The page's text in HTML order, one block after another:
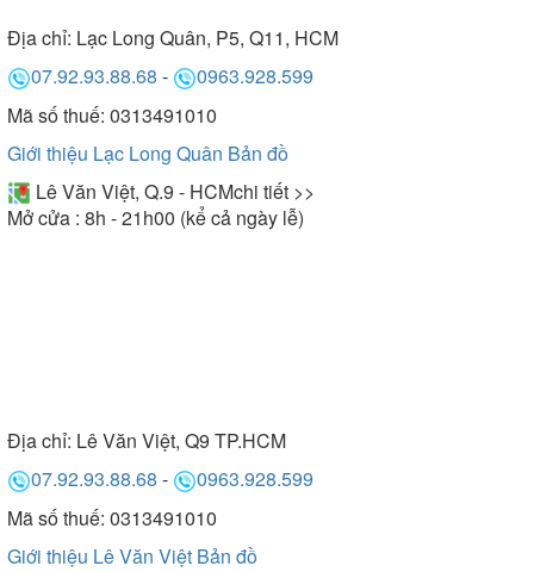
Địa chỉ: Lạc Long Quân, P5, Q11, HCM
07.92.93.88.68 -
0963.928.599
Mã số thuế: 0313491010
Giới thiệu Lạc Long Quân Bản đồ
Lê Văn Việt, Q.9 - HCMchi tiết >>
Mở cửa : 8h - 21h00 (kể cả ngày lễ)
Địa chỉ: Lê Văn Việt, Q9 TP.HCM
07.92.93.88.68 -
0963.928.599
Mã số thuế: 0313491010
Giới thiệu Lê Văn Việt Bản đồ